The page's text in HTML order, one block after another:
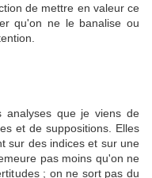
de mettre en valeur ce
qu'on ne le banalise ou
analyses que je viens de
et de suppositions. Elles
sur des indices et sur une
pas moins qu'on ne
; on ne sort pas du